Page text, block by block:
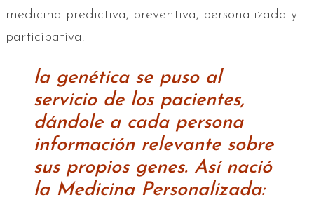
medicina predictiva, preventiva, personalizada y
participativa.
la genética se puso al
servicio de los pacientes,
dándole a cada persona
información relevante sobre
sus propios genes. Así nació
la Medicina Personalizada: